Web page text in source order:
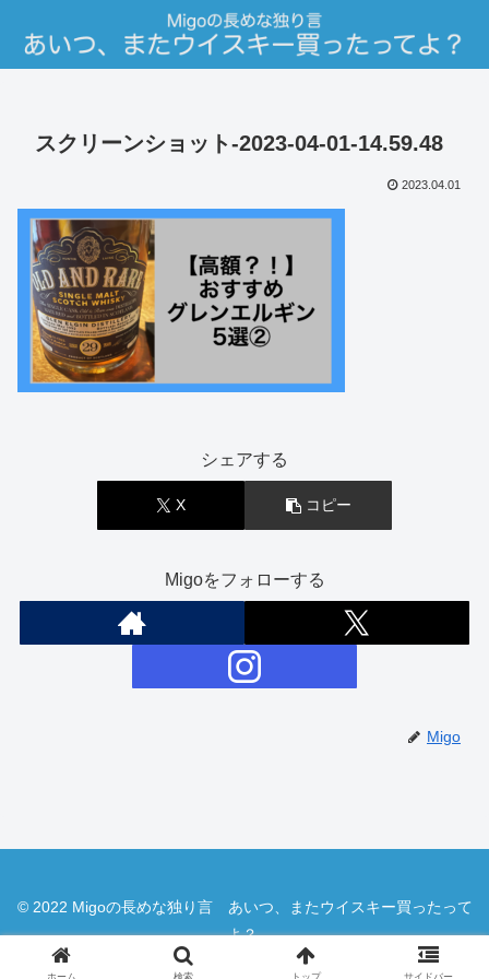
スクリーンショット-2023-04-01-14.59.48
2023.04.01
シェアする
X コピー
Migoをフォローする
Migo
© 2022 Migoの長めな独り言 あいつ、またウイスキー買ったって
よ？.
ホーム 検索 トップ サイドバー